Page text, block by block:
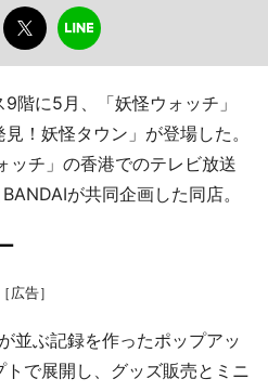
階に5月、「妖怪ウォッチ」
！妖怪タウン」が登場した。
ッチ」の香港でのテレビ放送
が共同企画した同店。
［広告］
ぶ記録を作ったポップアッ
で展開し、グッズ販売とミニ